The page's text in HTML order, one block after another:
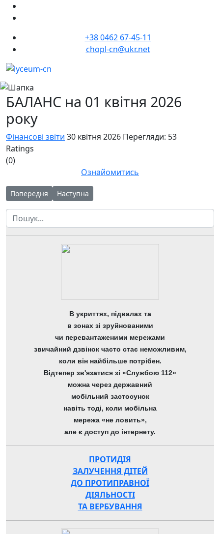
+38 0462 67-45-11
chopl-cn@ukr.net
БАЛАНС на 01 квітня 2026
року
Фінансові звіти 30 квітня 2026 Перегляди: 53
Ratings
(0)
Ознайомитись
Попередня стаття: Звіт про надходження та використання
Попередня Наступна стаття: Звіт про заборгованість
Наступна
Пошук
В укриттях, підвалах та
в зонах зі зруйнованими
чи перевантаженими мережами
звичайний дзвінок часто стає неможливим,
коли він найбільше потрібен.
Відтепер зв'язатися зі «Службою 112»
можна через державний
мобільний застосунок
навіть тоді, коли мобільна
мережа «не ловить»,
але є доступ до інтернету.
ПРОТИДІЯ
ЗАЛУЧЕННЯ ДІТЕЙ
ДО ПРОТИПРАВНОЇ
ДІЯЛЬНОСТІ
ТА ВЕРБУВАННЯ